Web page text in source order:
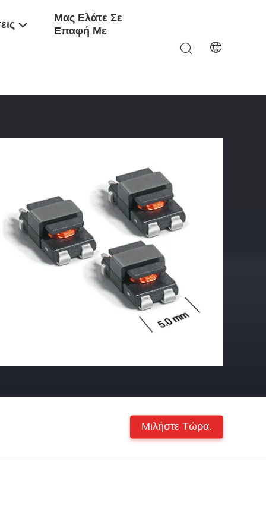
Μας Ελάτε Σε
Επαφή Με
Μιλήστε Τώρα.